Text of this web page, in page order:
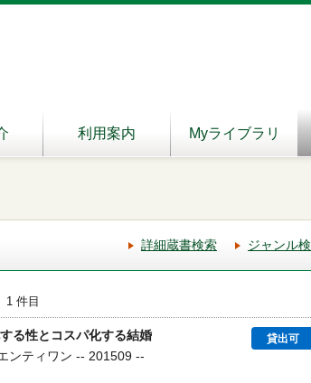
利用案内 Myライブラリ
詳細蔵書検索 ジャンル
1 件目
る性とコスパ化する結婚 貸出可
ンティワン -- 201509 --